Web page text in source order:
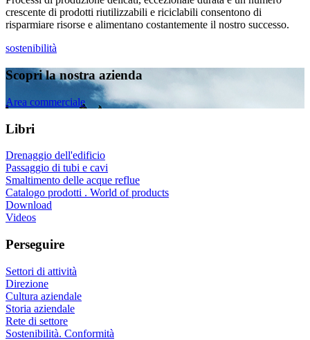
crescente di prodotti riutilizzabili e riciclabili consentono di
risparmiare risorse e alimentano costantemente il nostro successo.
sostenibilità
Scopri la nostra azienda
Area commerciale
Libri
Drenaggio dell'edificio
Passaggio di tubi e cavi
Smaltimento delle acque reflue
Catalogo prodotti . World of products
Download
Videos
Perseguire
Settori di attività
Direzione
Cultura aziendale
Storia aziendale
Rete di settore
Sostenibilità. Conformità